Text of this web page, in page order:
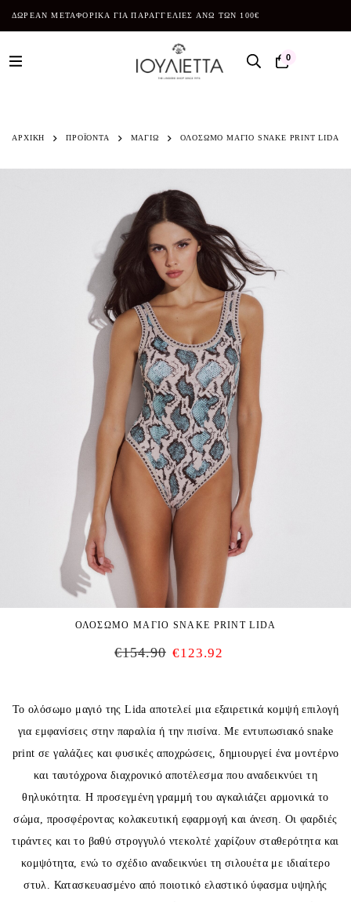
ΔΩΡΕΑΝ ΜΕΤΑΦΟΡΙΚΑ ΓΙΑ ΠΑΡΑΓΓΕΛΙΕΣ ΑΝΩ ΤΩΝ 100€
0
ΑΡΧΙΚΗ ΠΡΟΪΌΝΤΑ ΜΑΓΙΩ ΟΛΟΣΩΜΟ ΜΑΓΙΟ SNAKE PRINT LIDA
ΟΛΟΣΩΜΟ ΜΑΓΙΟ SNAKE PRINT LIDA
€154.90 €123.92
Το ολόσωμο μαγιό τηςLida αποτελεί μια εξαιρετικά κομψή επιλογή
για εμφανίσεις στην παραλία ή την πισίνα. Με εντυπωσιακό snake
print σε γαλάζιες και φυσικές αποχρώσεις, δημιουργεί ένα μοντέρνο
και ταυτόχρονα διαχρονικό αποτέλεσμα που αναδεικνύει τη
θηλυκότητα. Η προσεγμένη γραμμή του αγκαλιάζει αρμονικά το
σώμα, προσφέροντας κολακευτική εφαρμογή και άνεση. Οι φαρδιές
τιράντες και το βαθύ στρογγυλό ντεκολτέ χαρίζουν σταθερότητα και
κομψότητα, ενώ το σχέδιο αναδεικνύει τη σιλουέτα με ιδιαίτερο
στυλ. Κατασκευασμένο από ποιοτικό ελαστικό ύφασμα υψηλής